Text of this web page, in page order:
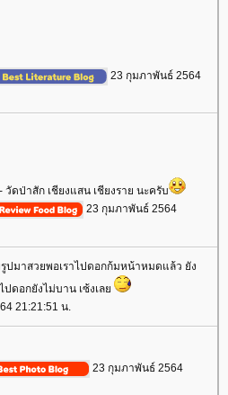
23 กุมภาพันธ์ 2564
ดป่าสัก เชียงแสน เชียงราย นะครับ
23 กุมภาพันธ์ 2564
ปมาสวยพอเราไปดอกก้มหน้าหมดแล้ว ยัง
ปดอกยังไม่บาน เซ้งเล
21:21:51 น.
23 กุมภาพันธ์ 2564